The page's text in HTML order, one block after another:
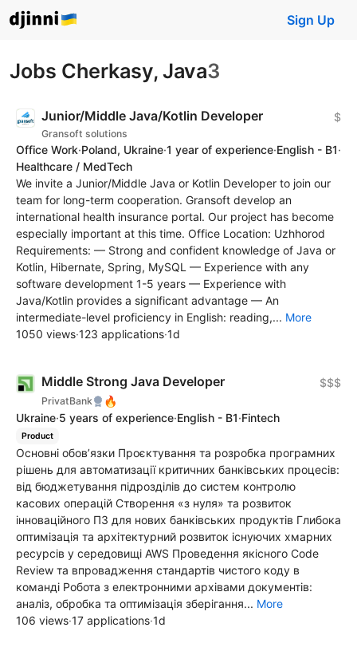
Sign Up
Jobs Cherkasy, Java3
Junior/Middle Java/Kotlin Developer
Gransoft solutions
$
Office Work·Poland, Ukraine·1 year of experience·English - B1·
Healthcare / MedTech
‍We invite a Junior/Middle Java or Kotlin Developer to join our
team for long-term cooperation. Gransoft develop an
international health insurance portal. Our project has become
especially important at this time. Office Location: Uzhhorod
Requirements: — Strong and confident knowledge of Java or
Kotlin, Hibernate, Spring, MySQL — Experience with any
software development 1-5 years — Experience with
Java/Kotlin provides a significant advantage — An
intermediate-level proficiency in English: reading,... More
1050 views·123 applications·1d
Middle Strong Java Developer
PrivatBank 🔥
$$$
Ukraine·5 years of experience·English - B1·Fintech
Product
Основні обов’язки Проєктування та розробка програмних
рішень для автоматизації критичних банківських процесів:
від бюджетування підрозділів до систем контролю
касових операцій Створення «з нуля» та розвиток
інноваційного ПЗ для нових банківських продуктів Глибока
оптимізація та архітектурний розвиток існуючих хмарних
ресурсів у середовищі AWS Проведення якісного Code
Review та впровадження стандартів чистого коду в
команді Робота з електронними архівами документів:
аналіз, обробка та оптимізація зберігання... More
106 views·17 applications·1d